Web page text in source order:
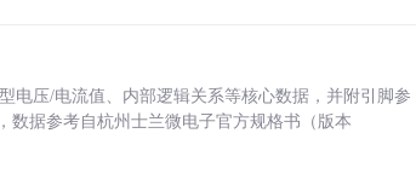
电压/电流值、内部逻辑关系等核心数据，并附引脚参
数据参考自杭州士兰微电子官方规格书（版本